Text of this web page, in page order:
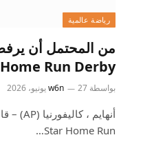
رياضة عالمية
Home Run Derby
بواسطة w6n 27 يونيو، 2026
Star Home Run…